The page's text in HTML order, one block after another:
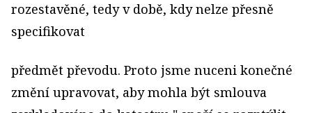
rozestavěné, tedy v době, kdy nelze přesně
specifikovat
předmět převodu. Proto jsme nuceni konečné
změní upravovat, aby mohla být smlouva